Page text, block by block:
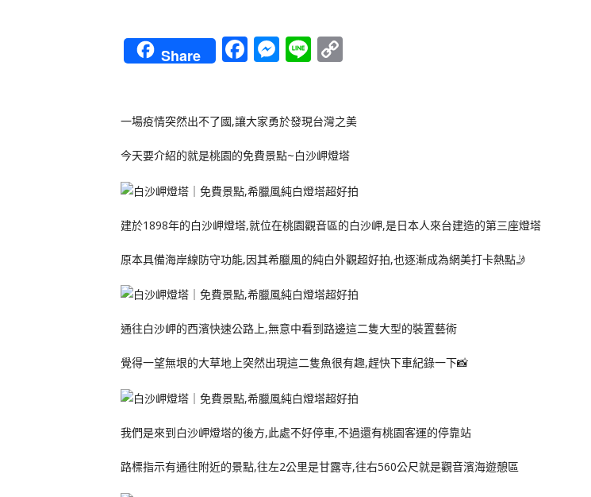
Share Facebook
Messenger
Line
一場疫情突然出不了國,讓大家勇於發現台灣之美
今天要介紹的就是桃園的免費景點~白沙岬燈塔
建於1898年的白沙岬燈塔,就位在桃園觀音區的白沙岬,是日本人來台建造的第三座燈塔
原本具備海岸線防守功能,因其希臘風的純白外觀超好拍,也逐漸成為網美打卡熱點🤳
通往白沙岬的西濱快速公路上,無意中看到路邊這二隻大型的裝置藝術
覺得一望無垠的大草地上突然出現這二隻魚很有趣,趕快下車紀錄一下📸
我們是來到白沙岬燈塔的後方,此處不好停車,不過還有桃園客運的停靠站
路標指示有通往附近的景點,往左2公里是甘露寺,往右560公尺就是觀音濱海遊憩區